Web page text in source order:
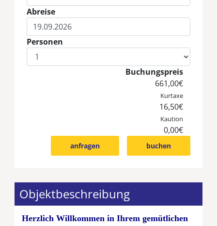
Abreise
Eingabe Abreise
Personen
Eingabe Personen
Buchungspreis
661,00€
Kurtaxe
16,50€
Kaution
0,00€
buchen
anfragen
Objektbeschreibung
Herzlich Willkommen in Ihrem gemütlichen